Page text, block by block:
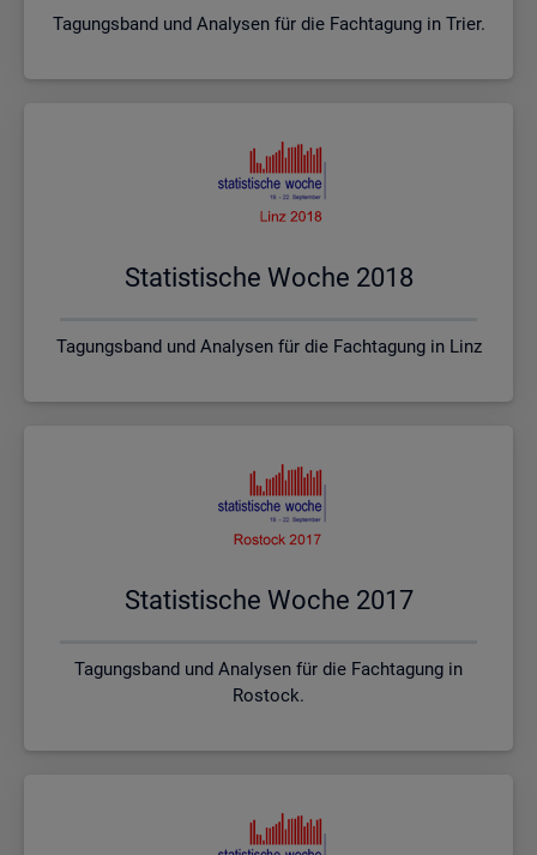
Tagungsband und Analysen für die Fachtagung in Trier.
Sta­tis­ti­sche Woche 2018
Tagungsband und Analysen für die Fachtagung in Linz
Sta­tis­ti­sche Woche 2017
Tagungsband und Analysen für die Fachtagung in
Rostock.